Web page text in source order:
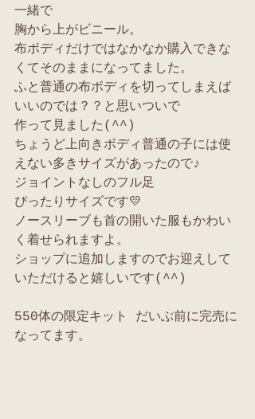
一緒で
胸から上がビニール。
布ボディだけではなかなか購入できな
くてそのままになってました。
ふと普通の布ボディを切ってしまえば
いいのでは？？と思いついで
作って見ました(^^)
ちょうど上向きボディ普通の子には使
えない多きサイズがあったので♪
ジョイントなしのフル足
ぴったりサイズです💛
ノースリーブも首の開いた服もかわい
く着せられますよ。
ショップに追加しますのでお迎えして
いただけると嬉しいです(^^)
550体の限定キット だいぶ前に完売に
なってます。